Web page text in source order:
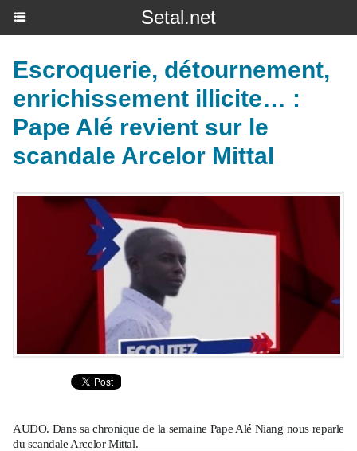
Setal.net
Escroquerie, détournement,
enrichissement illicite… :
Pape Alé revient sur le
scandale Arcelor Mittal
AUDO. Dans sa chronique de la semaine Pape Alé Niang nous reparle
du scandale Arcelor Mittal.